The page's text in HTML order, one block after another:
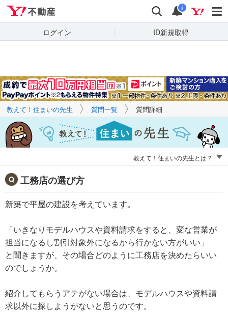
検索 通知
i
ログイン ID新規取得
キーワードで
質問を探す
教えて！住まいの先生 質問一覧 質問詳細
教えて！住まいの先生とは？
工務店の選び方
新築で平屋の建設を考えています。
「いきなりモデルハウスや資料請求をすると、変な営業が
担当になるし割引対象外になるから行かない方がいい」
と聞きますが、その場合どのように工務店を決めたらいい
のでしょうか。
紹介してもらうアテがない場合は、モデルハウスや資料請
求以外に探しようがないと思うのです。